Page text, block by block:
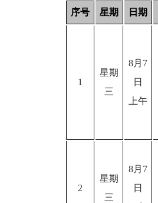
序号 星期 日期
1
星期
三
8月 7
日
上午
2
星期
三
8月 7
日